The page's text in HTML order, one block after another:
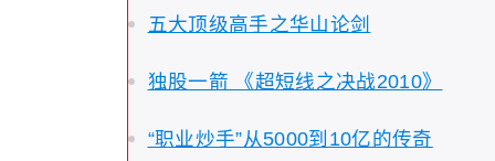
五大顶级高手之华山论剑
独股一箭 《超短线之决战2010》
“职业炒手”从5000到10亿的传奇